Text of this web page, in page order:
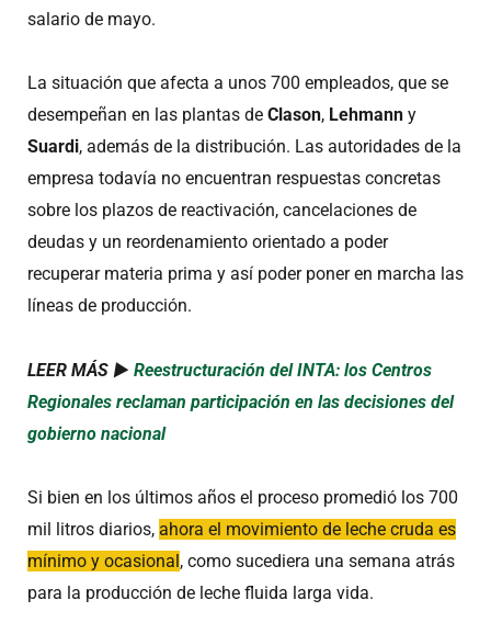
salario de mayo.
La situación que afecta a unos 700 empleados, que se
desempeñan en las plantas de Clason, Lehmann y
Suardi, además de la distribución. Las autoridades de la
empresa todavía no encuentran respuestas concretas
sobre los plazos de reactivación, cancelaciones de
deudas y un reordenamiento orientado a poder
recuperar materia prima y así poder poner en marcha las
líneas de producción.
LEER MÁS ► Reestructuración del INTA: los Centros
Regionales reclaman participación en las decisiones del
gobierno nacional
Si bien en los últimos años el proceso promedió los 700
mil litros diarios, ahora el movimiento de leche cruda es
mínimo y ocasional, como sucediera una semana atrás
para la producción de leche fluida larga vida.